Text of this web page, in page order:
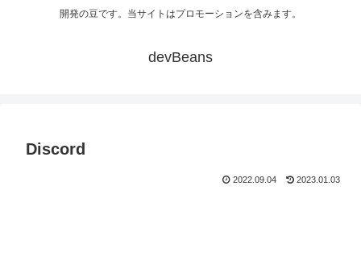
開発の豆です。当サイトはプロモーションを含みます。
devBeans
Discord
2022.09.04 2023.01.03